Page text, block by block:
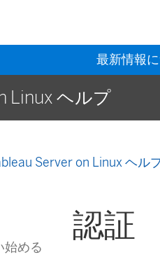
最新情報に
Linux ヘルプ
Server on Linux ヘル
始める
認証